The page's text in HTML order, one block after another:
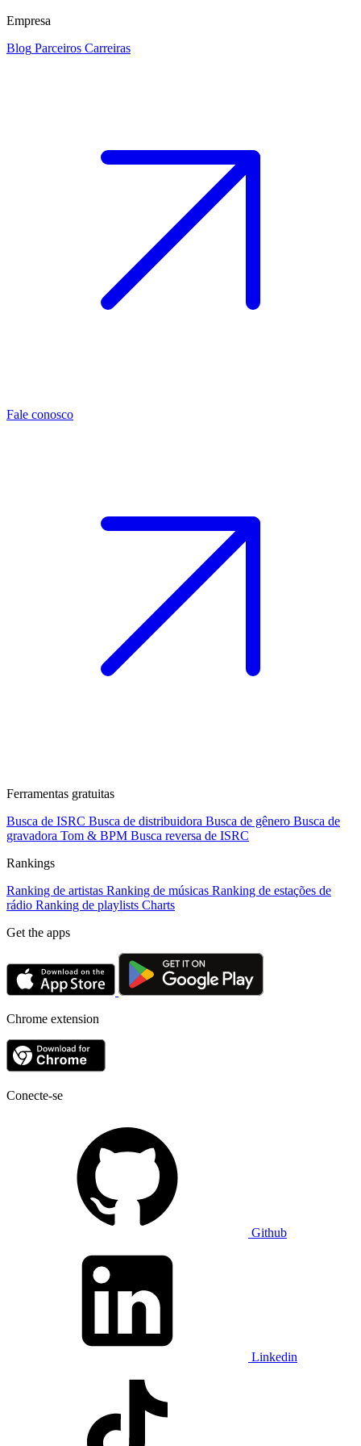
Empresa
Blog Parceiros Carreiras
Fale conosco
Ferramentas gratuitas
Busca de ISRC Busca de distribuidora Busca de gênero Busca de
gravadora Tom & BPM Busca reversa de ISRC
Rankings
Ranking de artistas Ranking de músicas Ranking de estações de
rádio Ranking de playlists Charts
Get the apps
Chrome extension
Conecte-se
Github
Linkedin